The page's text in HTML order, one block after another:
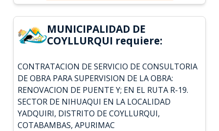
MUNICIPALIDAD DE
COYLLURQUI requiere:
CONTRATACION DE SERVICIO DE CONSULTORIA
DE OBRA PARA SUPERVISION DE LA OBRA:
RENOVACION DE PUENTE Y; EN EL RUTA R-19.
SECTOR DE NIHUAQUI EN LA LOCALIDAD
YADQUIRI, DISTRITO DE COYLLURQUI,
COTABAMBAS, APURIMAC